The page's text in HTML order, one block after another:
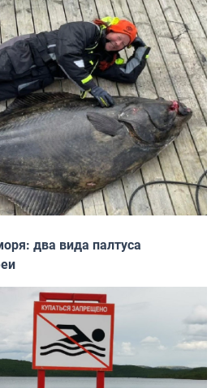
два вида палтуса